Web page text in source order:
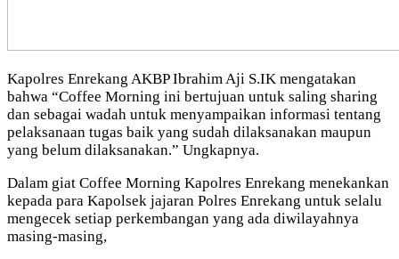
Kapolres Enrekang AKBP Ibrahim Aji S.IK mengatakan
bahwa “Coffee Morning ini bertujuan untuk saling sharing
dan sebagai wadah untuk menyampaikan informasi tentang
pelaksanaan tugas baik yang sudah dilaksanakan maupun
yang belum dilaksanakan.” Ungkapnya.
Dalam giat Coffee Morning Kapolres Enrekang menekankan
kepada para Kapolsek jajaran Polres Enrekang untuk selalu
mengecek setiap perkembangan yang ada diwilayahnya
masing-masing,